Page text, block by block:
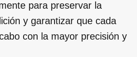
para preservar la
y garantizar que cada
con la mayor precisión y